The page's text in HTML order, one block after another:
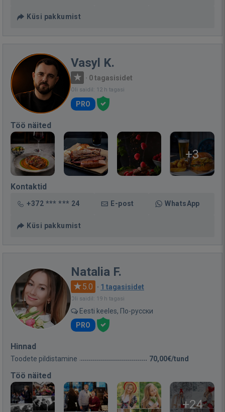
Küsi pakkumist
Vasyl K.
· 0 tagasisidet
Oli saidil: 12 h tagasi
PRO
Töö näited
+3
Kontaktid
+372 *** *** 24 E-post WhatsApp
Küsi pakkumist
Natalia F.
5.0 · 1 tagasisidet
Oli saidil: 19 h tagasi
Eesti keeles, По-русски
PRO
Hinnad
Toodete pildistamine 70,00€/tund
Töö näited
+24